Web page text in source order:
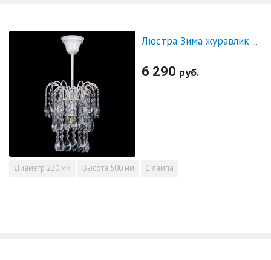
Люстра Зима журавлик белая
6 290 руб.
Диаметр 220 мм Высота 500 мм 1 лампа